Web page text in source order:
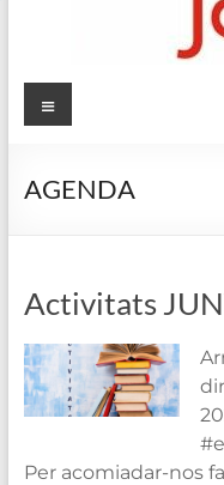
Sala
Biblioteca
Menú
AGENDA
Activitats
Per acomiadar-nos